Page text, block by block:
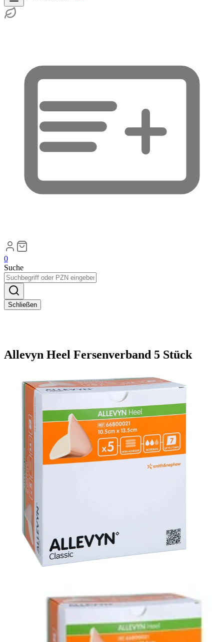
0
Suche
Schließen
Allevyn Heel Fersenverband 5 Stück